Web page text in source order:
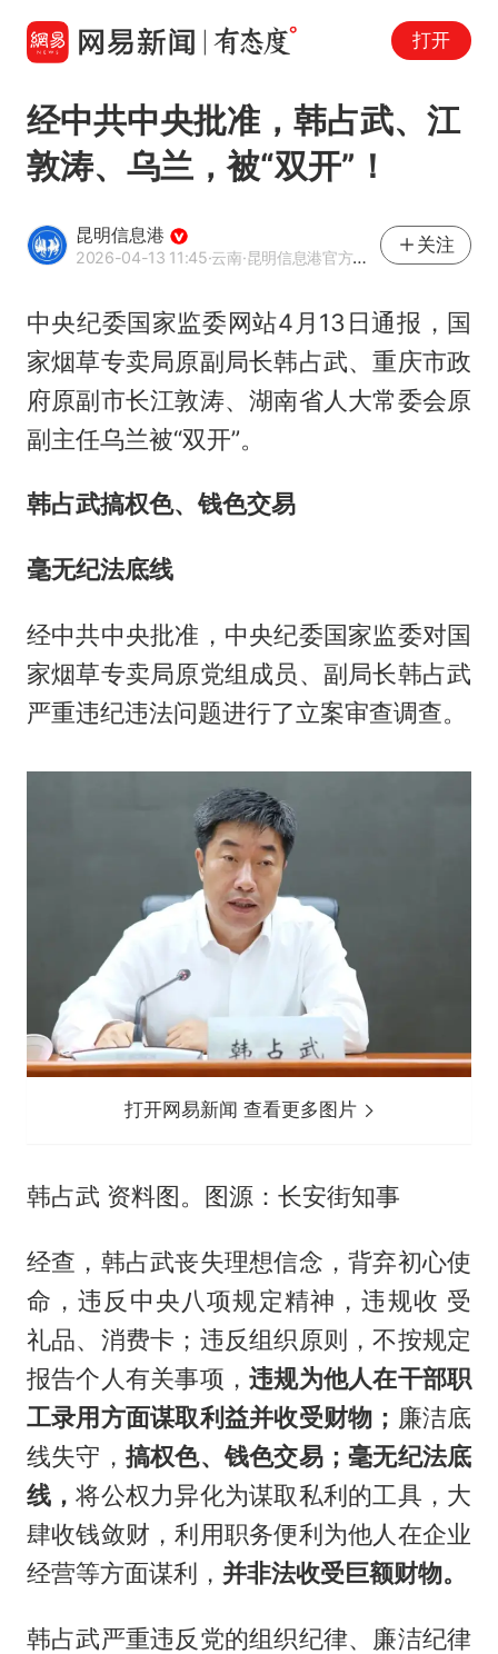
打开
经中共中央批准，韩占武、江
敦涛、乌兰，被“双开”！
昆明信息港
2026-04-13 11:45·云南·昆明信息港官方网易号
关注
中央纪委国家监委网站4月13日通报，国
家烟草专卖局原副局长韩占武、重庆市政
府原副市长江敦涛、湖南省人大常委会原
副主任乌兰被“双开”。
韩占武搞权色、钱色交易
毫无纪法底线
经中共中央批准，中央纪委国家监委对国
家烟草专卖局原党组成员、副局长韩占武
严重违纪违法问题进行了立案审查调查。
打开网易新闻 查看更多图片
韩占武 资料图。图源：长安街知事
经查，韩占武丧失理想信念，背弃初心使
命，违反中央八项规定精神，违规收 受
礼品、消费卡；违反组织原则，不按规定
报告个人有关事项，违规为他人在干部职
工录用方面谋取利益并收受财物； 廉洁底
线失守， 搞权色、钱色交易；毫无纪法底
线，将公权力异化为谋取私利的工具，大
肆收钱敛财，利用职务便利为他人在企业
经营等方面谋利， 并非法收受巨额财物。
韩占武严重违反党的组织纪律、廉洁纪律